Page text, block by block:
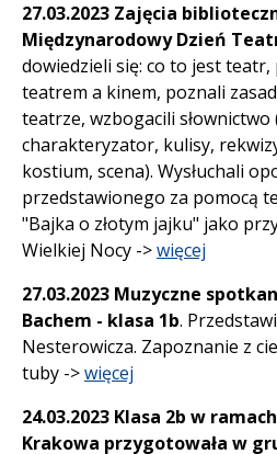
27.03.2023 Zajęcia
Międzynarodowy Dzień
dowiedzieli się: co to jest
teatrem a kinem, poznali
teatrze, wzbogacili słownictwo
charakteryzator, kulisy,
kostium, scena). Wysłuchali
przedstawionego za pomocą
"Bajka o złotym jajku" jako
Wielkiej Nocy ->więcej
27.03.2023 Muzyczne
Bachem - klasa 1b.
Nesterowicza. Zapoznanie z
tuby ->więcej
24.03.2023 Klasa 2b w
Krakowa przygotowała w